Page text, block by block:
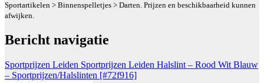
Sportartikelen > Binnenspelletjes > Darten. Prijzen en beschikbaarheid kunnen
afwijken.
Bericht navigatie
Sportprijzen Leiden Sportprijzen Leiden Halslint – Rood Wit Blauw
– Sportprijzen/Halslinten [#72f916]